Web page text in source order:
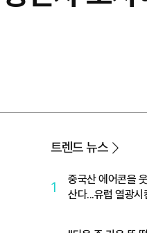
트렌드 뉴스
1
중국산 에어콘을
산다...유럽 열광시